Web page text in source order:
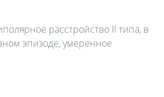
расстройство II типа, в
эпизоде, умеренное